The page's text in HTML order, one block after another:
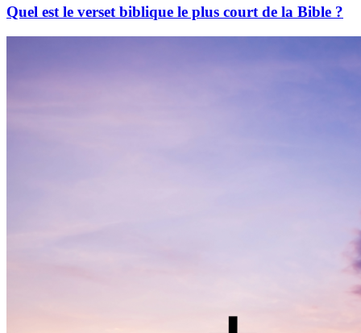
Quel est le verset biblique le plus court de la Bible ?